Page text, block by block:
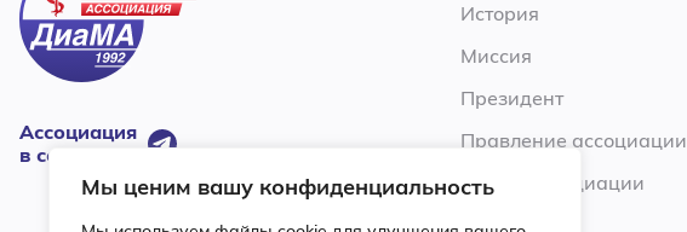
Мы ценим вашу конфиденциальность
Ассоциация
в соцсетях:
История
Миссия
Президент
Правление ассоциации
Члены Ассоциации
Устав